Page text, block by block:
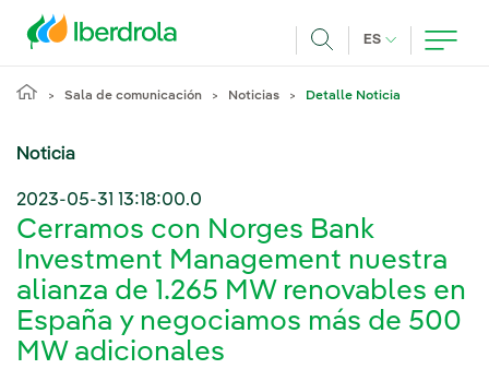
ES IDIOMA
Sala de comunicación Noticias Detalle Noticia
Noticia
2023-05-31 13:18:00.0
Cerramos con Norges Bank
Investment Management nuestra
alianza de 1.265 MW renovables en
España y negociamos más de 500
MW adicionales